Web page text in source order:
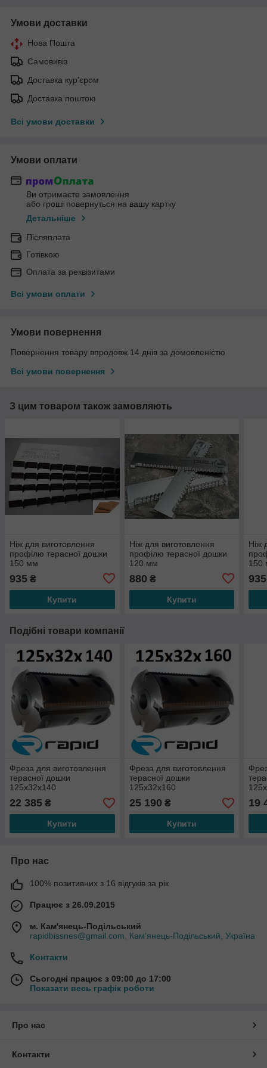
Умови доставки
Нова Пошта
Самовивіз
Доставка кур'єром
Доставка поштою
Всі умови доставки
Умови оплати
Ви отримаєте замовлення
або гроші повернуться на вашу картку
Детальніше
Післяплата
Готівкою
Оплата за реквізитами
Всі умови оплати
Умови повернення
Повернення товару впродовж 14 днів за домовленістю
Всі умови повернення
З цим товаром також замовляють
Ніж для виготовлення
профілю терасної дошки
150 мм
935 ₴
Купити
Ніж для виготовлення
профілю терасної дошки
120 мм
880 ₴
Купити
Ніж
150
935
Подібні товари компанії
Фреза для виготовлення
терасної дошки
125х32х140
22 385 ₴
Купити
Фреза для виготовлення
терасної дошки
125х32х160
25 190 ₴
Купити
19
Про нас
100% позитивних з 16 відгуків за рік
Працює з 26.09.2015
м. Кам'янець-Подільський
rapidbissnes@gmail.com, Кам'янець-Подільський, Україна
Контакти
Сьогодні працює з 09:00 до 17:00
Показати весь графік роботи
Про нас
Контакти